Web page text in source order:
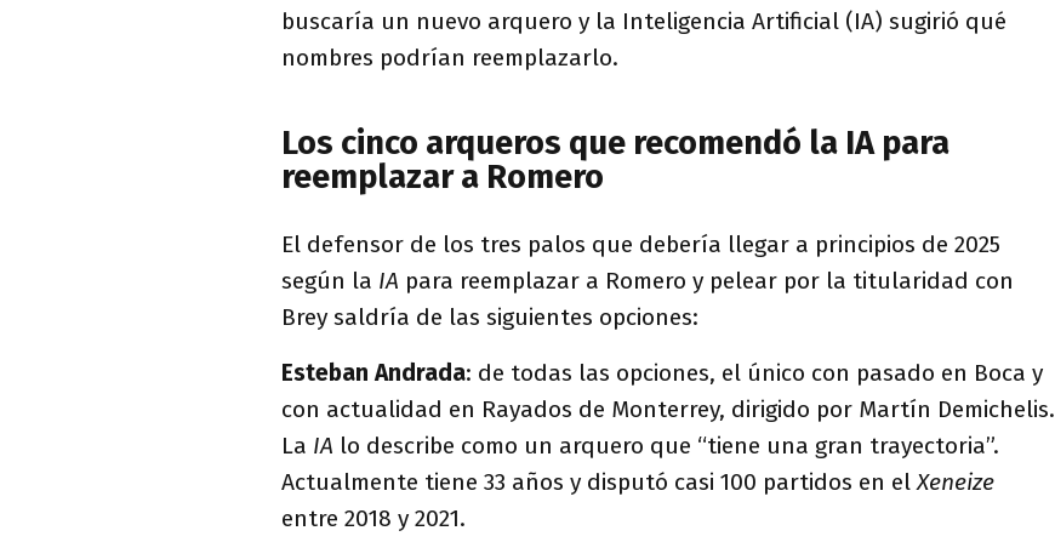
buscaría un nuevo arquero y la Inteligencia Artificial (IA) sugirió qué
nombres podrían reemplazarlo.
Los cinco arqueros que recomendó la IA para
reemplazar a Romero
El defensor de los tres palos que debería llegar a principios de 2025
según la IA para reemplazar a Romero y pelear por la titularidad con
Brey saldría de las siguientes opciones:
Esteban Andrada: de todas las opciones, el único con pasado en Boca y
con actualidad en Rayados de Monterrey, dirigido por Martín Demichelis.
La IA lo describe como un arquero que “tiene una gran trayectoria”.
Actualmente tiene 33 años y disputó casi 100 partidos en elXeneize
entre 2018 y 2021.